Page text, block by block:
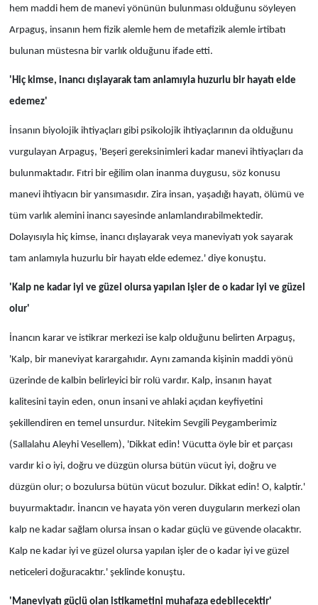
hem maddi hem de manevi yönünün bulunması olduğunu söyleyen
Arpaguş, insanın hem fizik alemle hem de metafizik alemle irtibatı
bulunan müstesna bir varlık olduğunu ifade etti.
'Hiç kimse, inancı dışlayarak tam anlamıyla huzurlu bir hayatı elde
edemez'
İnsanın biyolojik ihtiyaçları gibi psikolojik ihtiyaçlarının da olduğunu
vurgulayan Arpaguş, 'Beşeri gereksinimleri kadar manevi ihtiyaçları da
bulunmaktadır. Fıtri bir eğilim olan inanma duygusu, söz konusu
manevi ihtiyacın bir yansımasıdır. Zira insan, yaşadığı hayatı, ölümü ve
tüm varlık alemini inancı sayesinde anlamlandırabilmektedir.
Dolayısıyla hiç kimse, inancı dışlayarak veya maneviyatı yok sayarak
tam anlamıyla huzurlu bir hayatı elde edemez.' diye konuştu.
'Kalp ne kadar iyi ve güzel olursa yapılan işler de o kadar iyi ve güzel
olur'
İnancın karar ve istikrar merkezi ise kalp olduğunu belirten Arpaguş,
'Kalp, bir maneviyat karargahıdır. Aynı zamanda kişinin maddi yönü
üzerinde de kalbin belirleyici bir rolü vardır. Kalp, insanın hayat
kalitesini tayin eden, onun insani ve ahlaki açıdan keyfiyetini
şekillendiren en temel unsurdur. Nitekim Sevgili Peygamberimiz
(Sallalahu Aleyhi Vesellem), 'Dikkat edin! Vücutta öyle bir et parçası
vardır ki o iyi, doğru ve düzgün olursa bütün vücut iyi, doğru ve
düzgün olur; o bozulursa bütün vücut bozulur. Dikkat edin! O, kalptir.'
buyurmaktadır. İnancın ve hayata yön veren duyguların merkezi olan
kalp ne kadar sağlam olursa insan o kadar güçlü ve güvende olacaktır.
Kalp ne kadar iyi ve güzel olursa yapılan işler de o kadar iyi ve güzel
neticeleri doğuracaktır.' şeklinde konuştu.
'Maneviyatı güçlü olan istikametini muhafaza edebilecektir'